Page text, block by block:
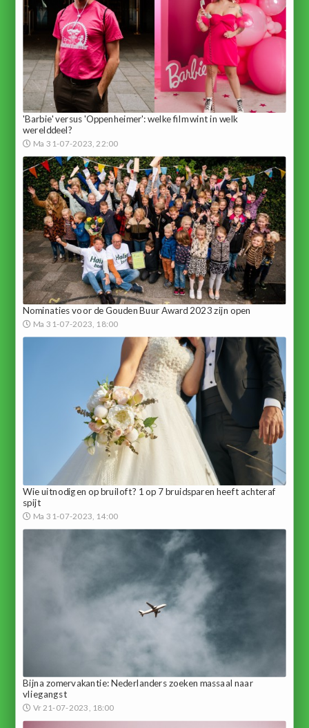
'Barbie' versus 'Oppenheimer': welke film wint in welk
werelddeel?
Ma 31-07-2023, 22:00
Nominaties voor de Gouden Buur Award 2023 zijn open
Ma 31-07-2023, 18:00
Wie uitnodigen op bruiloft? 1 op 7 bruidsparen heeft achteraf
spijt
Ma 31-07-2023, 14:00
Bijna zomervakantie: Nederlanders zoeken massaal naar
vliegangst
Vr 21-07-2023, 18:00